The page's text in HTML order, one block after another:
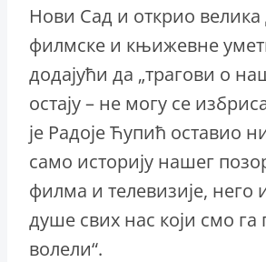
Нови Сад и открио велика
филмске и књижевне
додајући да „трагови о
остају – не могу се
је Радоје Ћупић оставио
само историју нашег
филма и телевизије, него
душе свих нас који смо га
волели“.